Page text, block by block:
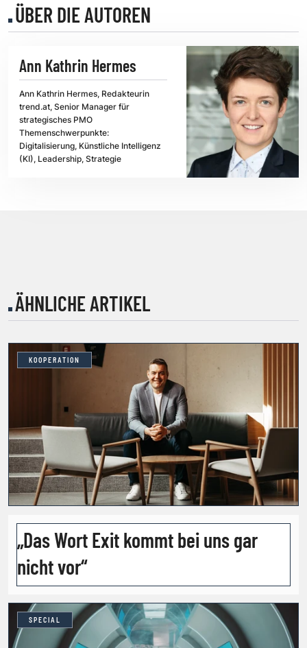
ÜBER DIE AUTOREN
Ann Kathrin Hermes
Ann Kathrin Hermes, Redakteurin
trend.at, Senior Manager für
strategisches PMO
Themenschwerpunkte:
Digitalisierung, Künstliche Intelligenz
(KI), Leadership, Strategie
ÄHNLICHE ARTIKEL
KOOPERATION
„Das Wort Exit kommt bei uns gar
nicht vor“
SPECIAL